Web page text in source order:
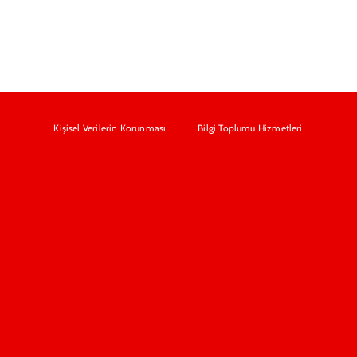
Kişisel Verilerin Korunması Bilgi Toplumu Hizmetleri